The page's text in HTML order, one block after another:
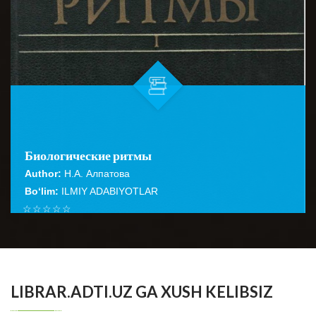
Биологические ритмы
Author: Н.А. Алпатова
Bo‘lim: ILMIY ADABIYOTLAR
☆
☆
☆
☆
☆
LIBRAR.ADTI.UZ GA XUSH KELIBSIZ